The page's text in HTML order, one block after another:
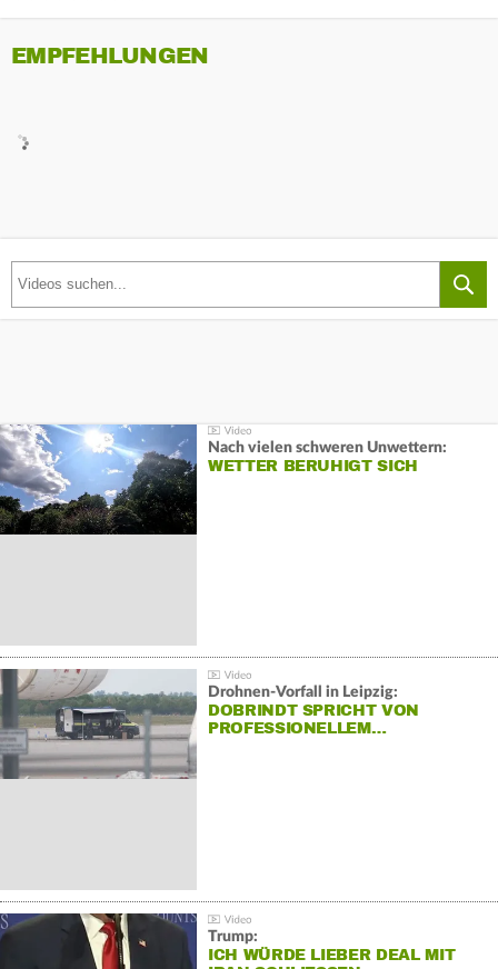
EMPFEHLUNGEN
Nach vielen schweren Unwettern:
WETTER BERUHIGT SICH
Drohnen-Vorfall in Leipzig:
DOBRINDT SPRICHT VON
PROFESSIONELLEM…
Trump:
ICH WÜRDE LIEBER DEAL MIT